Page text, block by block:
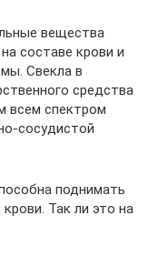
вещества
составе крови и
Свекла в
средства
всем спектром
сосудистой
поднимать
Так ли это на